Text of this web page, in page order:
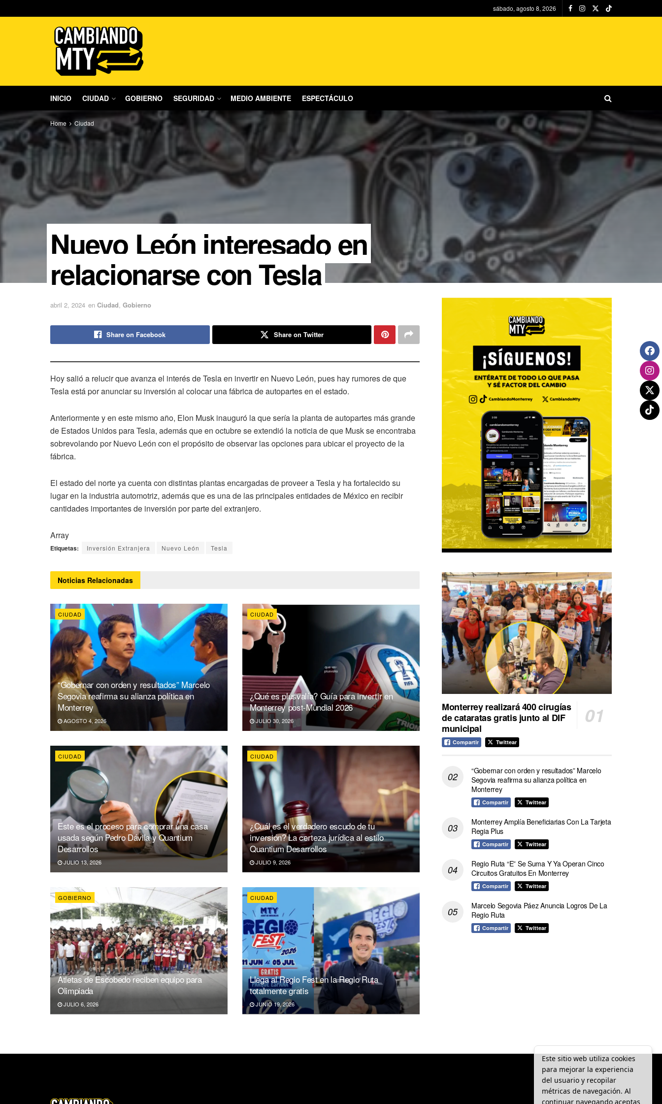
sábado, agosto 8, 2026
INICIO CIUDAD GOBIERNO SEGURIDAD MEDIO AMBIENTE ESPECTÁCULO
Home Ciudad
Nuevo León interesado en
relacionarse con Tesla
abril 2, 2024 en Ciudad, Gobierno
Share on Facebook Share on Twitter
Hoy salió a relucir que avanza el interés de Tesla en invertir en Nuevo León, pues hay rumores de que
Tesla está por anunciar su inversión al colocar una fábrica de autopartes en el estado.
Anteriormente y en este mismo año, Elon Musk inauguró la que sería la planta de autopartes más grande
de Estados Unidos para Tesla, además que en octubre se extendió la noticia de que Musk se encontraba
sobrevolando por Nuevo León con el propósito de observar las opciones para ubicar el proyecto de la
fábrica.
El estado del norte ya cuenta con distintas plantas encargadas de proveer a Tesla y ha fortalecido su
lugar en la industria automotriz, además que es una de las principales entidades de México en recibir
cantidades importantes de inversión por parte del extranjero.
Array
Etiquetas: Inversión Extranjera Nuevo León Tesla
Noticias Relacionadas
CIUDAD
“Gobernar con orden y resultados” Marcelo
Segovia reafirma su alianza política en
Monterrey
AGOSTO 4, 2026
CIUDAD
¿Qué es plusvalía? Guía para invertir en
Monterrey post-Mundial 2026
JULIO 30, 2026
CIUDAD
Este es el proceso para comprar una casa
usada según Pedro Dávila y Quantium
Desarrollos
JULIO 13, 2026
CIUDAD
¿Cuál es el verdadero escudo de tu
inversión? La certeza jurídica al estilo
Quantium Desarrollos
JULIO 9, 2026
GOBIERNO
Atletas de Escobedo reciben equipo para
Olimpiada
JULIO 6, 2026
CIUDAD
Llega al Regio Fest en la Regio Ruta
totalmente gratis
JUNIO 19, 2026
Monterrey realizará 400 cirugías
de cataratas gratis junto al DIF
municipal
Compartir Twittear
“Gobernar con orden y resultados” Marcelo
Segovia reafirma su alianza política en
Monterrey
Compartir Twittear
Monterrey Amplía Beneficiarias Con La Tarjeta
Regia Plus
Compartir Twittear
Regio Ruta “E” Se Suma Y Ya Operan Cinco
Circuitos Gratuitos En Monterrey
Compartir Twittear
Marcelo Segovia Páez Anuncia Logros De La
Regio Ruta
Compartir Twittear
Este sitio web utiliza cookies
para mejorar la experiencia
del usuario y recopilar
métricas de navegación. Al
continuar navegando aceptas